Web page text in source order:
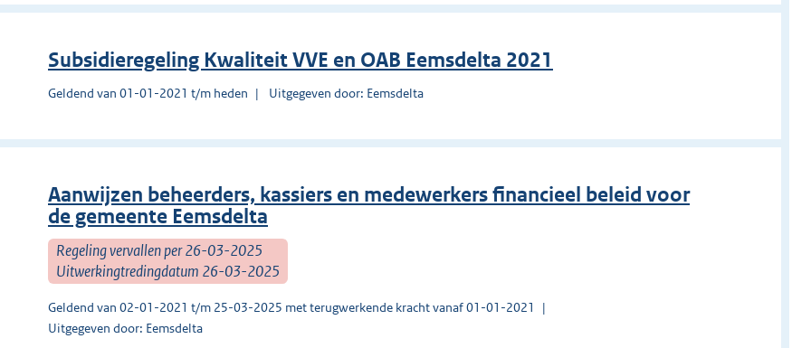
Subsidieregeling Kwaliteit VVE en OAB Eemsdelta 2021
Geldend van 01-01-2021 t/m heden Uitgegeven door: Eemsdelta
Aanwijzen beheerders, kassiers en medewerkers financieel beleid voor
de gemeente Eemsdelta
Regeling vervallen per 26-03-2025
Uitwerkingtredingdatum 26-03-2025
Geldend van 02-01-2021 t/m 25-03-2025 met terugwerkende kracht vanaf 01-01-2021
Uitgegeven door: Eemsdelta